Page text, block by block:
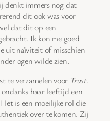
denkt immers nog dat
dit ook was voor
dat dit op een
Ik kon me goed
uit naïviteit of misschien
ogen wilde zien.
te verzamelen voor Trust.
haar leeftijd een
is een moeilijke rol die
over te komen. Zij